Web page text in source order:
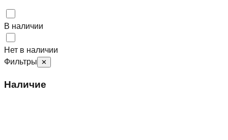
В наличии
Нет в наличии
Фильтры
✕
Наличие